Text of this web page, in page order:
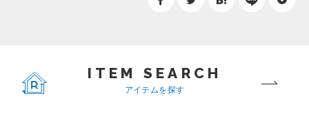
ITEM SEARCH
アイテムを探す